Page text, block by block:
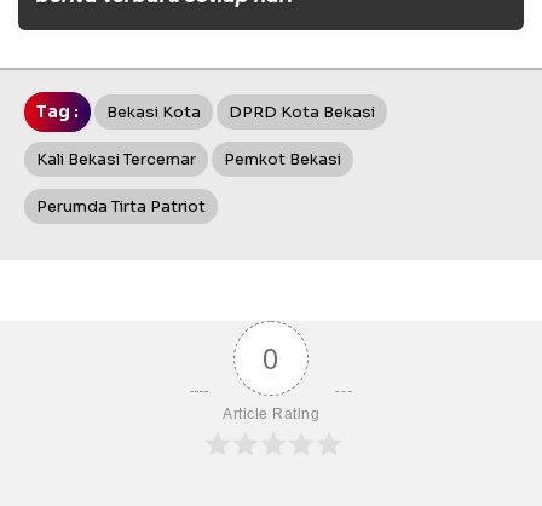
Tag : Bekasi Kota DPRD Kota Bekasi
Kali Bekasi Tercemar Pemkot Bekasi
Perumda Tirta Patriot
0
Article Rating